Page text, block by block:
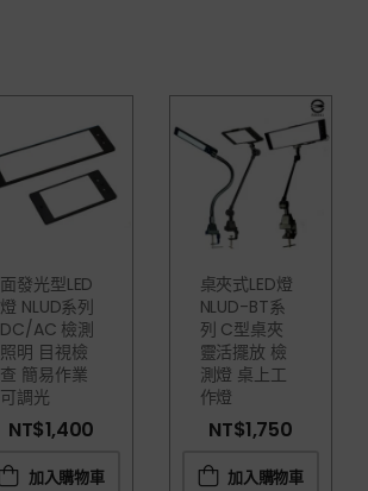
面發光型LED
燈 NLUD系列
DC/AC 檢測
照明 目視檢
查 簡易作業
可調光
NT$1,400
加入購物車
桌夾式LED燈
NLUD-BT系
列 C型桌夾
靈活擺放 檢
測燈 桌上工
作燈
NT$1,750
加入購物車